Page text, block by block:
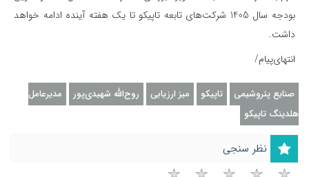
بودجه سال 1405 شرکت‌های تابعه تاپیکو تا یک هفته آینده ادامه خواهد
داشت.
انتهای‌پیام/
صنایع پتروشیمی تاپیکو میز ارزیابی روح‌الله شهیدی‌پور
مدیرعامل
هلدینگ تاپیکو
نظر سنجی